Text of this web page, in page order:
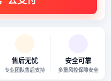
售后无忧
专业团队售后支持
安全可靠
多重风控保障安全